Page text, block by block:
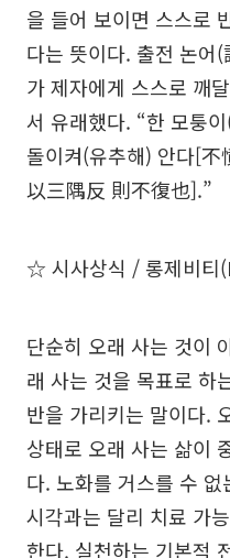
을 들어 보이면 스스로
다는 뜻이다. 출전 논어
가 제자에게 스스로 깨
서 유래했다. “한 모퉁
돌이켜(유추해) 안다[
以三隅反 則不復也].”
☆ 시사상식 / 롱제비
단순히 오래 사는 것이
래 사는 것을 목표로 하
반을 가리키는 말이다.
상태로 오래 사는 삶이
다. 노화를 거스를 수
시각과는 달리 치료 가
한다. 실천하는 기본적